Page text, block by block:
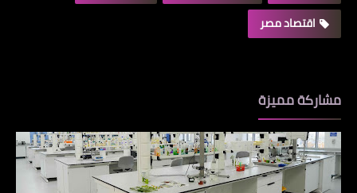
اقتصاد مصر
مشاركة مميزة